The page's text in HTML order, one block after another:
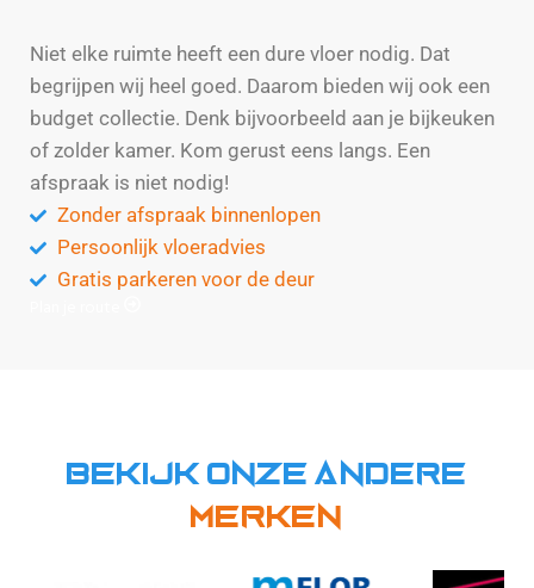
Niet elke ruimte heeft een dure vloer nodig. Dat
begrijpen wij heel goed. Daarom bieden wij ook een
budget collectie. Denk bijvoorbeeld aan je bijkeuken
of zolder kamer. Kom gerust eens langs. Een
afspraak is niet nodig!
Zonder afspraak binnenlopen
Persoonlijk vloeradvies
Gratis parkeren voor de deur
Bekijk onze andere
Merken